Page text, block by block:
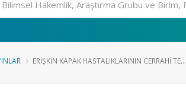
ERIŞKIN KAPAK HASTALIKLARININ CERRAHI TE...